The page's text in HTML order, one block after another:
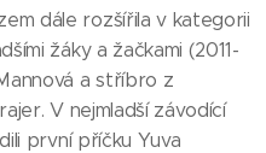
dále rozšířila v kategorii
žáky a žačkami (2011-
a stříbro z
V nejmladší závodící
první příčku Yuva